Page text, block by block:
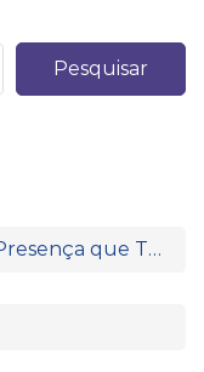
Pesquisar
Emanuel, Deus Conosco: Uma Presença que Transforma